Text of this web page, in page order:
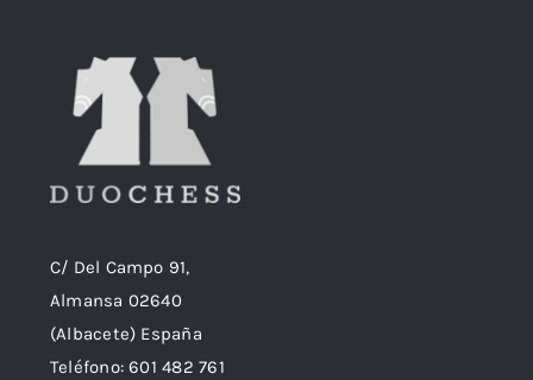
C/ Del Campo 91,
Almansa 02640
(Albacete) España
Teléfono:601 482 761